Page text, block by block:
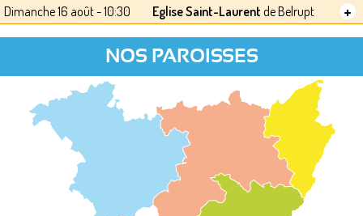
Dimanche 16 août - 10:30 Eglise Saint-Laurent de Belrupt +
NOS PAROISSES